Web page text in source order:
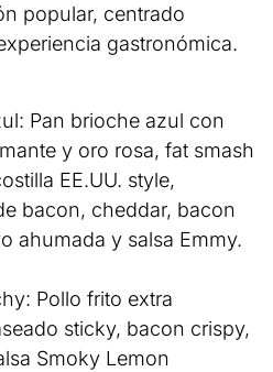
popular, centrado
gastronómica.
Pan brioche azul con
y oro rosa, fat smash
EE.UU. style,
bacon, cheddar, bacon
ahumada y salsa Emmy.
Pollo frito extra
sticky, bacon crispy,
Smoky Lemon